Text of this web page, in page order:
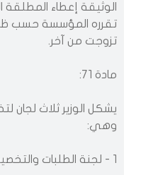
الوثيقة إعطاء
تقرره المؤسسة حسب
تزوجت من آخر.
مادة 71:
يشكل الوزير ثلاث لجان
وهي: